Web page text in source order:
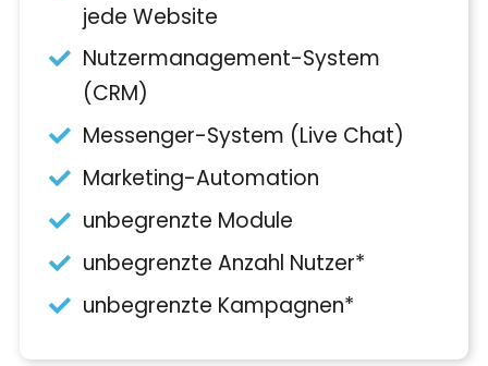
jede Website
Nutzermanagement-System
(CRM)
Messenger-System (Live Chat)
Marketing-Automation
unbegrenzte Module
unbegrenzte Anzahl Nutzer*
unbegrenzte Kampagnen*